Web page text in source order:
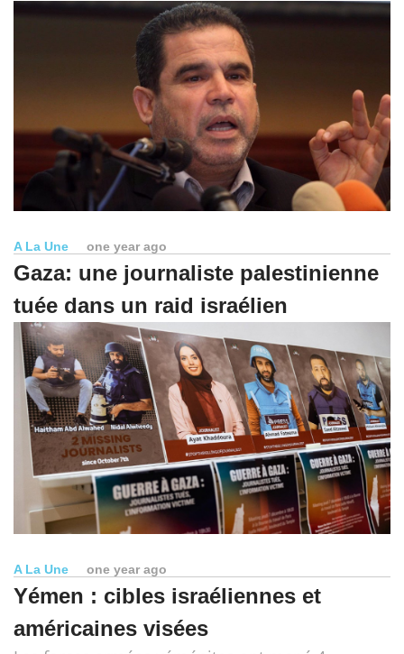
A La Une one year ago
Gaza: une journaliste palestinienne
tuée dans un raid israélien
A La Une one year ago
Yémen : cibles israéliennes et
américaines visées